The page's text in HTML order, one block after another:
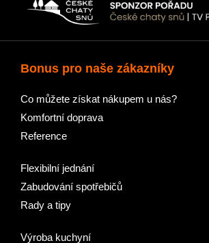
Bonus pro naše zákazníky
Co můžete získat nákupem u nás?
Komfortní doprava
Reference
Flexibilní jednání
Zabudování spotřebičů
Rady a tipy
Výroba kuchyní